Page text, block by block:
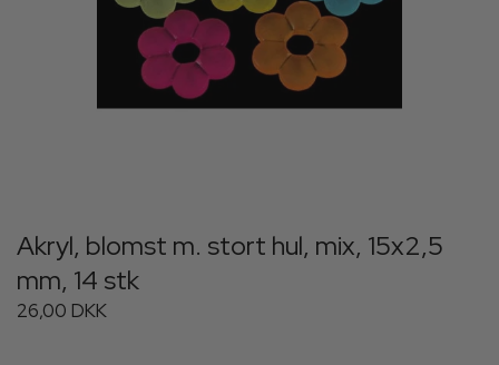
Akryl, blomst m. stort hul, mix, 15x2,5
mm, 14 stk
26,00 DKK